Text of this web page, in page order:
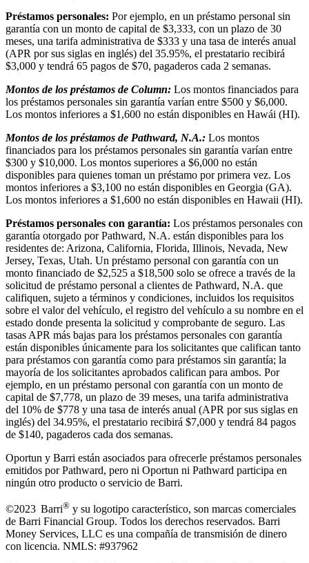
Préstamos personales: Por ejemplo, en un préstamo personal sin
garantía con un monto de capital de $3,333, con un plazo de 30
meses, una tarifa administrativa de $333 y una tasa de interés anual
(APR por sus siglas en inglés) del 35.95%, el prestatario recibirá
$3,000 y tendrá 65 pagos de $70, pagaderos cada 2 semanas.
Montos de los préstamos de Column: Los montos financiados para
los préstamos personales sin garantía varían entre $500 y $6,000.
Los montos inferiores a $1,600 no están disponibles en Hawái (HI).
Montos de los préstamos de Pathward, N.A.: Los montos
financiados para los préstamos personales sin garantía varían entre
$300 y $10,000. Los montos superiores a $6,000 no están
disponibles para quienes toman un préstamo por primera vez. Los
montos inferiores a $3,100 no están disponibles en Georgia (GA).
Los montos inferiores a $1,600 no están disponibles en Hawaii (HI).
Préstamos personales con garantía: Los préstamos personales con
garantía otorgado por Pathward, N.A. están disponibles para los
residentes de: Arizona, California, Florida, Illinois, Nevada, New
Jersey, Texas, Utah. Un préstamo personal con garantía con un
monto financiado de $2,525 a $18,500 solo se ofrece a través de la
solicitud de préstamo personal a clientes de Pathward, N.A. que
califiquen, sujeto a términos y condiciones, incluidos los requisitos
sobre el valor del vehículo, el registro del vehículo a su nombre en el
estado donde presenta la solicitud y comprobante de seguro. Las
tasas APR más bajas para los préstamos personales con garantía
están disponibles únicamente para los solicitantes que califican tanto
para préstamos con garantía como para préstamos sin garantía; la
mayoría de los solicitantes aprobados califican para ambos. Por
ejemplo, en un préstamo personal con garantía con un monto de
capital de $7,778, un plazo de 39 meses, una tarifa administrativa
del 10% de $778 y una tasa de interés anual (APR por sus siglas en
inglés) del 34.95%, el prestatario recibirá $7,000 y tendrá 84 pagos
de $140, pagaderos cada dos semanas.
Oportun y Barri están asociados para ofrecerle préstamos personales
emitidos por Pathward, pero ni Oportun ni Pathward participa en
ningún otro producto o servicio de Barri.
©2023 Barri® y su logotipo característico, son marcas comerciales
de Barri Financial Group. Todos los derechos reservados. Barri
Money Services, LLC es una compañía de transmisión de dinero
con licencia. NMLS: #937962